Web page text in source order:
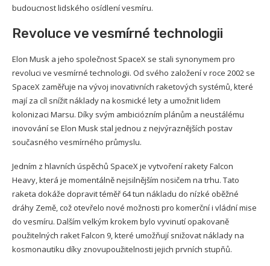
budoucnost lidského osídlení vesmíru.
Revoluce ve vesmírné technologii
Elon Musk a jeho společnost SpaceX se stali synonymem pro
revoluci ve vesmírné technologii. Od svého založení v roce 2002 se
SpaceX zaměřuje na vývoj inovativních raketových systémů, které
mají za cíl snížit náklady na kosmické lety a umožnit lidem
kolonizaci Marsu. Díky svým ambiciózním plánům a neustálému
inovování se Elon Musk stal jednou z nejvýraznějších postav
současného vesmírného průmyslu.
Jedním z hlavních úspěchů SpaceX je vytvoření rakety Falcon
Heavy, která je momentálně nejsilnějším nosičem na trhu. Tato
raketa dokáže dopravit téměř 64 tun nákladu do nízké oběžné
dráhy Země, což otevřelo nové možnosti pro komerční i vládní mise
do vesmíru. Dalším velkým krokem bylo vyvinutí opakovaně
použitelných raket Falcon 9, které umožňují snižovat náklady na
kosmonautiku díky znovupoužitelnosti jejich prvních stupňů.